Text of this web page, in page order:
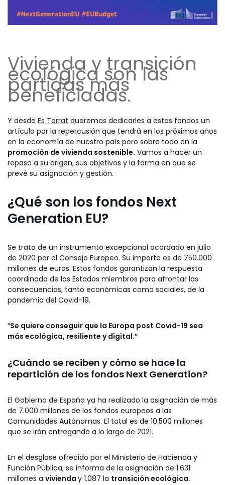
Vivienda y transición
ecológica son las
partidas más
beneficiadas.
Y desde Es Terrat queremos dedicarles a estos fondos un
artículo por la repercusión que tendrá en los próximos años
en la economía de nuestro país pero sobre todo en la
promoción de vivienda sostenible. Vamos a hacer un
repaso a su origen, sus objetivos y la forma en que se
prevé su asignación y gestión.
¿Qué son los fondos Next
Generation EU?
Se trata de un instrumento excepcional acordado en julio
de 2020 por el Consejo Europeo. Su importe es de 750.000
millones de euros. Estos fondos garantizan la respuesta
coordinada de los Estados miembros para afrontar las
consecuencias, tanto económicas como sociales, de la
pandemia del Covid-19.
“Se quiere conseguir que la Europa post Covid-19 sea
más ecológica, resiliente y digital.”
¿Cuándo se reciben y cómo se hace la
repartición de los fondos Next Generation?
El Gobierno de España ya ha realizado la asignación de más
de 7.000 millones de los fondos europeos a las
Comunidades Autónomas. El total es de 10.500 millones
que se irán entregando a lo largo de 2021.
En el desglose ofrecido por el Ministerio de Hacienda y
Función Pública, se informa de la asignación de 1.631
millones a vivienda y 1.087 la transición ecológica.